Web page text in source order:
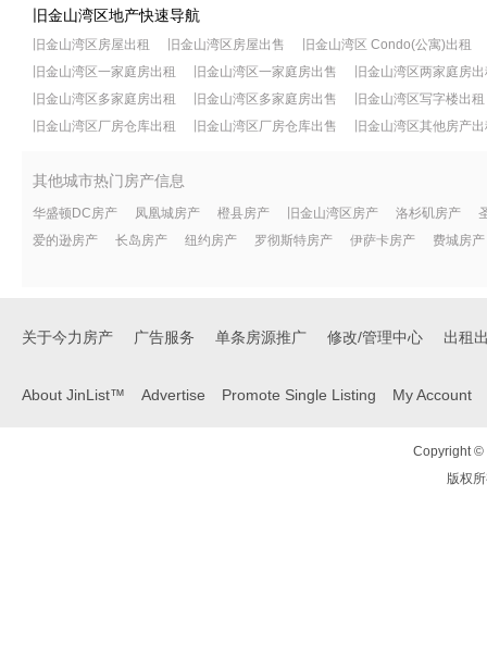
旧金山湾区地产快速导航
旧金山湾区房屋出租 旧金山湾区房屋出售
旧金山湾区 Condo(公寓)出租
旧金山湾区一家庭房出租
旧金山湾区一家庭房出售
旧金山湾区两家庭房
旧金山湾区多家庭房出租
旧金山湾区多家庭房出售
旧金山湾区写字楼出租
旧金山湾区厂房仓库出租
旧金山湾区厂房仓库出售 旧金山湾区其他房产
其他城市热门房产信息
华盛顿DC房产 凤凰城房产 橙县房产 旧金山湾区房产 洛杉矶房产
爱的逊房产
长岛房产 纽约房产 罗彻斯特房产 伊萨卡房产 费城房产
关于今力房产 广告服务 单条房源推广 修改/管理中心 出租
About JinList™ Advertise Promote Single Listing My Account
Copyright ©
版权